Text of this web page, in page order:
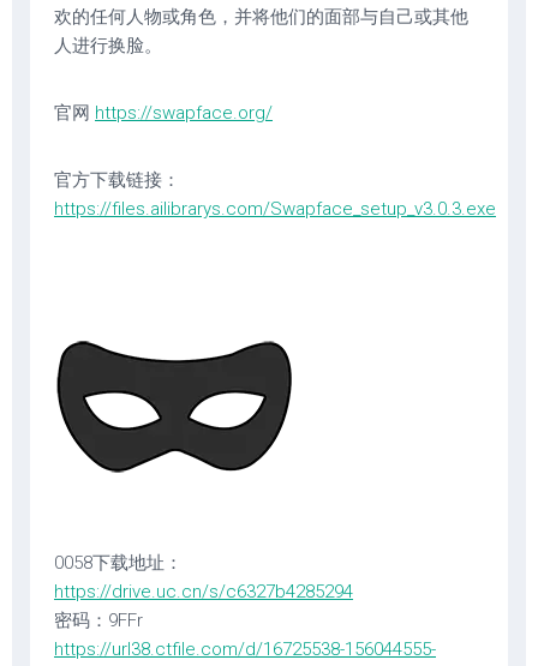
欢的任何人物或角色，并将他们的面部与自己或其他
人进行换脸。
官网 https://swapface.org/
官方下载链接：
https://files.ailibrarys.com/Swapface_setup_v3.0.3.exe
0058下载地址：
https://drive.uc.cn/s/c6327b4285294
密码：9FFr
https://url38.ctfile.com/d/16725538-156044555-